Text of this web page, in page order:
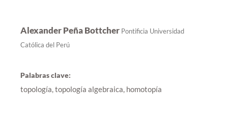
Alexander Peña Bottcher Pontificia Universidad
Católica del Perú
Palabras clave:
topología, topología algebraica, homotopía